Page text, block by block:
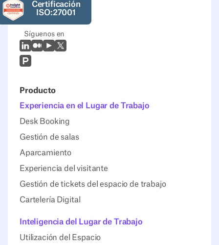
Certificación
ISO:27001
Síguenos en
LinkedIn
Mediano
YoutubeX (Twitter)
Prodcut Hunt
Producto
Experiencia en el Lugar de Trabajo
Desk Booking
Gestión de salas
Aparcamiento
Experiencia del visitante
Gestión de tickets del espacio de trabajo
Cartelería Digital
Inteligencia del Lugar de Trabajo
Utilización del Espacio